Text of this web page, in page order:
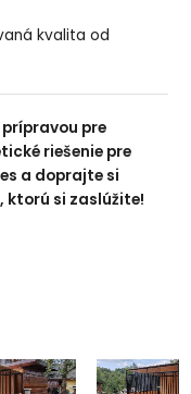
kvalita od
prípravou pre
riešenie pre
a doprajte si
ktorú si zaslúžite!